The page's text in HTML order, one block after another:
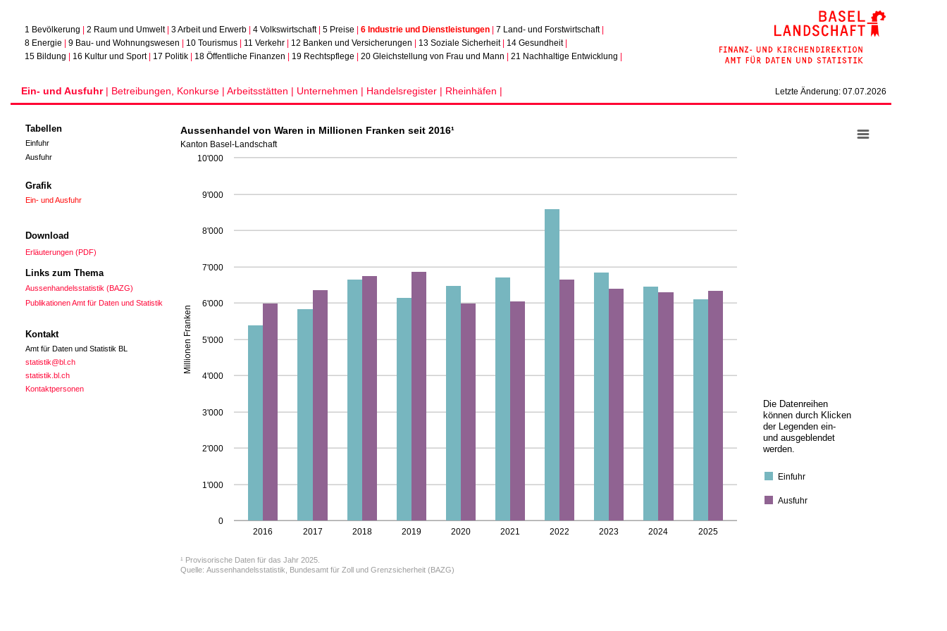
1 Bevölkerung 2 Raum und Umwelt| 3 Arbeit und Erwerb 4 Volkswirtschaft| 5 Preise 6 Industrie und Dienstleistungen 7 Land- und Forstwirtschaft|
8 Energie | 9 Bau- und Wohnungswesen | 10 Tourismus | 11 Verkehr | 12 Banken und Versicherungen | 13 Soziale Sicherheit| 14 Gesundheit|
15 Bildung | 16 Kultur und Sport| 17 Politik | 18 Öffentliche Finanzen | 19 Rechtspflege | 20 Gleichstellung von Frau und Mann | 21 Nachhaltige Entwicklung |
Ein- und Ausfuhr| Betreibungen, Konkurse | Arbeitsstätten | Unternehmen | Handelsregister | Rheinhäfen | Letzte Änderung: 07.07.2026
Tabellen
Einfuhr
Ausfuhr
Grafik
Ein- und Ausfuhr
Download
Erläuterungen (PDF)
Links zum Thema
Aussenhandelsstatistik (BAZG)
Publikationen Amt für Daten und Statistik
Kontakt
Amt für Daten und Statistik BL
statistik@bl.ch
statistik.bl.ch
Kontaktpersonen
Millionen Franken
Aussenhandel von Waren in Millionen Franken seit 2016¹
Kanton Basel-Landschaft
Einfuhr
Ausfuhr
Die Datenreihen
können durch Klicken
der Legenden ein-
und ausgeblendet
werden.
2016 2017 2018 2019 2020 2021 2022 2023 2024 2025
0
1'000
2'000
3'000
4'000
5'000
6'000
7'000
8'000
9'000
10'000
¹ Provisorische Daten für das Jahr 2025.
Quelle: Aussenhandelsstatistik, Bundesamt für Zoll und Grenzsicherheit (BAZG)